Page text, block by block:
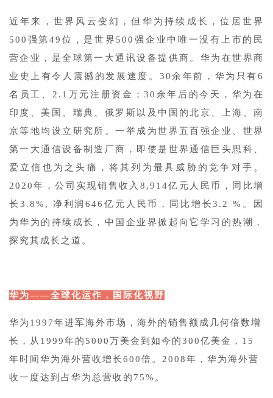
近年来，世界风云变幻，但华为持续成长，位居世界
500强第49位，是世界500强企业中唯一没有上市的民
营企业，是全球第一大通讯设备提供商。华为在世界商
业史上有令人震撼的发展速度。30余年前，华为只有6
名员工、2.1万元注册资金；30余年后的今天，华为在
印度、美国、瑞典、俄罗斯以及中国的北京、上海、南
京等地均设立研究所。一举成为世界五百强企业、世界
第一大通信设备制造厂商，即使是世界通信巨头思科、
爱立信也为之头痛，将其列为最具威胁的竞争对手。
2020年，公司实现销售收入8,914亿元人民币，同比增
长3.8%, 净利润646亿元人民币，同比增长3.2 %。因
为华为的持续成长，中国企业界掀起向它学习的热潮，
探究其成长之道。
华为——全球化运作，国际化视野
华为1997年进军海外市场，海外的销售额成几何倍数增
长，从1999年的5000万美金到如今的300亿美金，15
年时间华为海外营收增长600倍。2008年，华为海外营
收一度达到占华为总营收的75%。